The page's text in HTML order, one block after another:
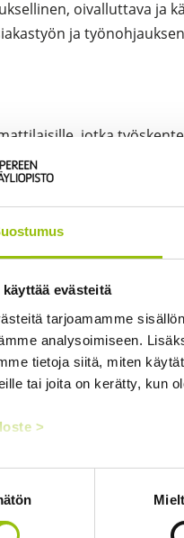
evästeitä
tarjoamamme
analysoimiseen.
tietoja siitä, miten
tai joita on kerätty, kun
>
oivalluttava ja
ja
jotka
tunteista
ammattilaiset
itsetuntemuksen ja
sisällöt
ja merkitys
käsitteet ja vaikutus
asiakkaan arjessa ja